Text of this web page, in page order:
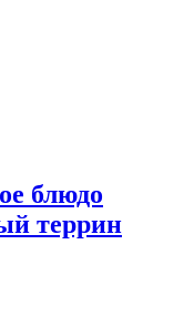
блюдо
террин